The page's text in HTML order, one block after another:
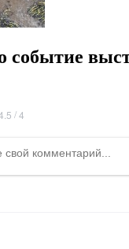
событие
/4